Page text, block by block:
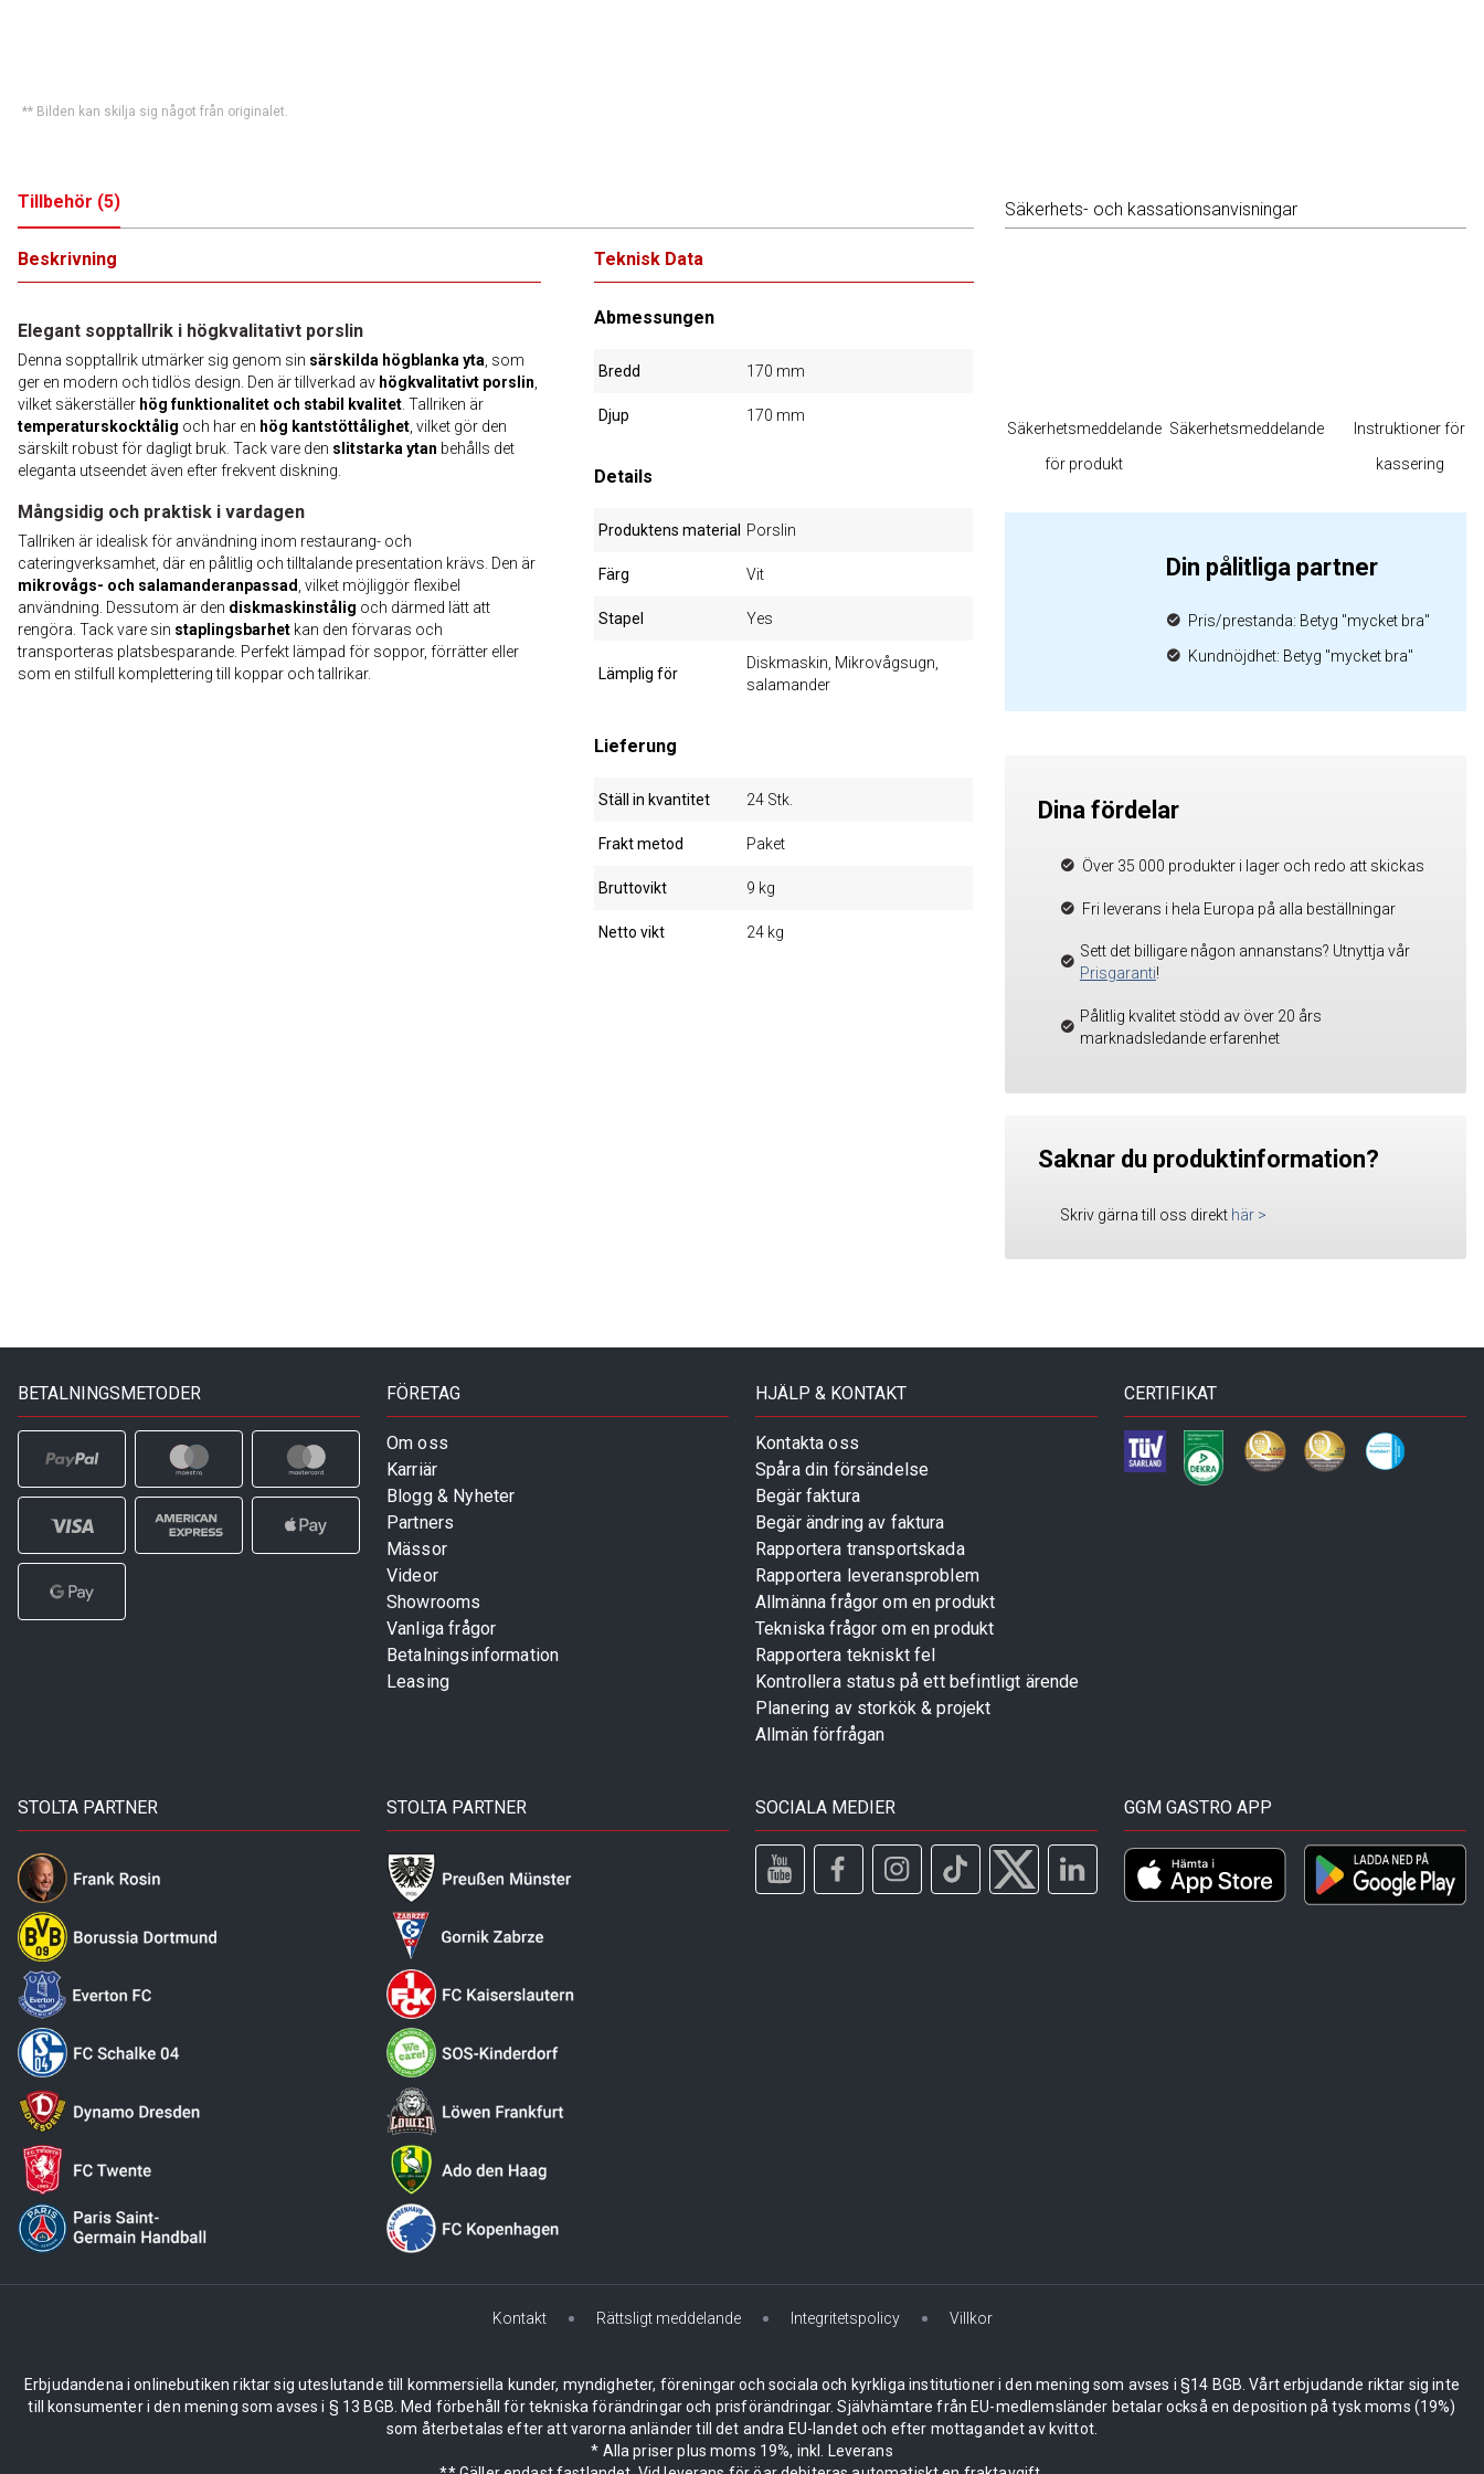
** Bilden kan skilja sig något från originalet.
Tillbehör (5)
Beskrivning
Elegant sopptallrik i högkvalitativt porslin
Denna sopptallrik utmärker sig genom sin särskilda högblanka yta , som
ger en modern och tidlös design. Den är tillverkad av högkvalitativt porslin
vilket säkerställer hög funktionalitet och stabil kvalitet . Tallriken är
temperaturskocktålig och har en hög kantstöttålighet , vilket gör den
särskilt robust för dagligt bruk. Tack vare den slitstarka ytan behålls det
eleganta utseendet även efter frekvent diskning.
Mångsidig och praktisk i vardagen
Tallriken är idealisk för användning inom restaurang- och
cateringverksamhet, där en pålitlig och tilltalande presentation krävs. Den är
mikrovågs- och salamanderanpassad , vilket möjliggör flexibel
användning. Dessutom är den diskmaskinstålig och därmed lätt att
rengöra. Tack vare sin staplingsbarhet kan den förvaras och
transporteras platsbesparande. Perfekt lämpad för soppor, förrätter eller
som en stilfull komplettering till koppar och tallrikar.
Teknisk Data
Abmessungen
Bredd 170 mm
Djup 170 mm
Details
Produktens material Porslin
Färg Vit
Stapel Yes
Lämplig för
Diskmaskin, Mikrovågsugn,
salamander
Lieferung
Ställ in kvantitet 24 Stk.
Frakt metod Paket
Bruttovikt 9 kg
Netto vikt 24 kg
Säkerhets- och kassationsanvisningar
Säkerhetsmeddelande
för produkt
Säkerhetsmeddelande
Instruktioner för
kassering
Din pålitliga partner
Pris/prestanda: Betyg "mycket bra"
Kundnöjdhet: Betyg "mycket bra"
Dina fördelar
Över 35 000 produkter i lager och redo att skickas
Fri leverans i hela Europa på alla beställningar
Sett det billigare någon annanstans? Utnyttja vår
Prisgaranti!
Pålitlig kvalitet stödd av över 20 års
marknadsledande erfarenhet
Saknar du produktinformation?
Skriv gärna till oss direkt här >
BETALNINGSMETODER FÖRETAG
Om oss
Karriär
Blogg & Nyheter
Partners
Mässor
Videor
Showrooms
Vanliga frågor
Betalningsinformation
Leasing
HJÄLP & KONTAKT
Kontakta oss
Spåra din försändelse
Begär faktura
Begär ändring av faktura
Rapportera transportskada
Rapportera leveransproblem
Allmänna frågor om en produkt
Tekniska frågor om en produkt
Rapportera tekniskt fel
Kontrollera status på ett befintligt ärende
Planering av storkök & projekt
Allmän förfrågan
CERTIFIKAT
STOLTA PARTNER STOLTA PARTNER SOCIALA MEDIER GGM GASTRO APP
Kontakt Rättsligt meddelande Integritetspolicy Villkor
Erbjudandena i onlinebutiken riktar sig uteslutande till kommersiella kunder, myndigheter, föreningar och sociala och kyrkliga institutioner i den mening som avses i §14 BGB. Vårt erbjudande riktar sig inte
till konsumenter i den mening som avses i § 13 BGB. Med förbehåll för tekniska förändringar och prisförändringar. Självhämtare från EU-medlemsländer betalar också en deposition på tysk moms (19%)
som återbetalas efter att varorna anländer till det andra EU-landet och efter mottagandet av kvittot.
* Alla priser plus moms 19%, inkl. Leverans